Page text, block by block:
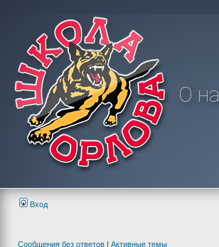
О
Вход
Сообщения без ответов | Активные темы